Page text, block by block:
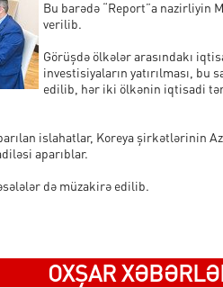
Bu barədə “Report”a nazirliyin
verilib.
Görüşdə ölkələr arasındakı
investisiyaların yatırılması, bu
edilib, hər iki ölkənin iqtisadi
islahatlar, Koreya şirkətlərinin
aparıblar.
də müzakirə edilib.
OXŞAR